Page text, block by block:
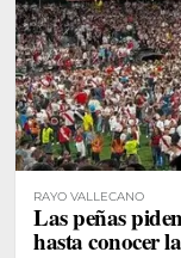
RAYO VALLECANO
Las peñas
hasta conocer